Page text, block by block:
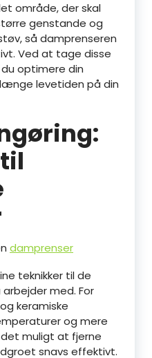
område, der skal
genstande og
så damprenseren
Ved at tage disse
optimere din
levetiden på din
damprenser
teknikker til de
med. For
keramiske
og mere
muligt at fjerne
snavs effektivt.